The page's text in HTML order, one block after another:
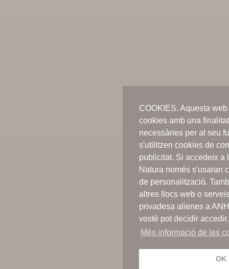
COOKIES. Aquesta
cookies amb una
necessàries per al seu
s'utilitzen cookies de
publicitat. Si accedeix a
Natura només s'usaran
de personalització.
altres llocs web o
privadesa alienes a
vostè pot decidir accedir.
Més informació de les
OK